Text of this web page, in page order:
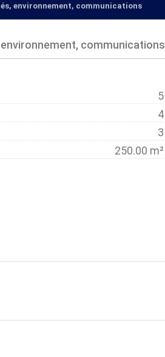
environnement, communications
communications
5
4
3
250.00 m²